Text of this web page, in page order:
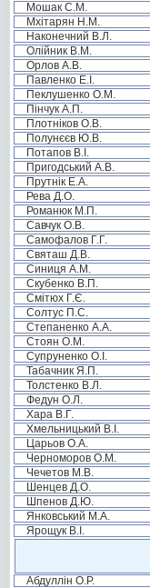
Мошак С.М.
Мхітарян Н.М.
Наконечний В.Л.
Олійник В.М.
Орлов А.В.
Павленко Е.І.
Пеклушенко О.М.
Пінчук А.П.
Плотніков О.В.
Полунєєв Ю.В.
Потапов В.І.
Пригодський А.В.
Прутнік Е.А.
Рева Д.О.
Романюк М.П.
Савчук О.В.
Самофалов Г.Г.
Святаш Д.В.
Синиця А.М.
Скубенко В.П.
Смітюх Г.Є.
Солтус П.С.
Степаненко А.А.
Стоян О.М.
Супруненко О.І.
Табачник Я.П.
Толстенко В.Л.
Федун О.Л.
Хара В.Г.
Хмельницький В.І.
Царьов О.А.
Черноморов О.М.
Чечетов М.В.
Шенцев Д.О.
Шпенов Д.Ю.
Янковський М.А.
Ярощук В.І.
Абдуллін О.Р.